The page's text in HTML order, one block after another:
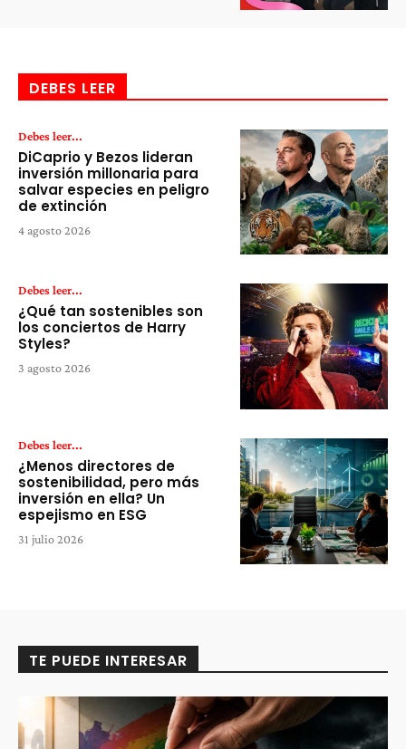
DEBES LEER
Debes leer...
DiCaprio y Bezos lideran
inversión millonaria para
salvar especies en peligro
de extinción
4 agosto 2026
Debes leer...
¿Qué tan sostenibles son
los conciertos de Harry
Styles?
3 agosto 2026
Debes leer...
¿Menos directores de
sostenibilidad, pero más
inversión en ella? Un
espejismo en ESG
31 julio 2026
TE PUEDE INTERESAR